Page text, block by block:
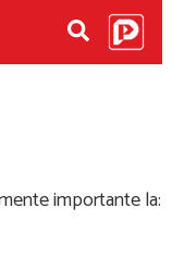
importante la: